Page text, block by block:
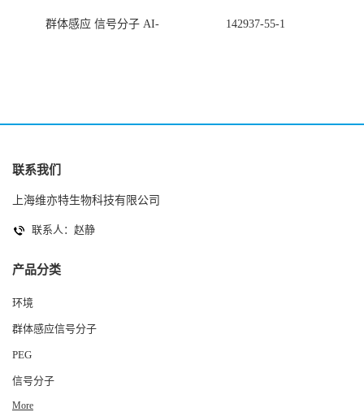
群体感应 信号分子 AI-
142937-55-1
联系我们
上海维亦特生物科技有限公司
联系人：赵静
产品分类
环境
群体感应信号分子
PEG
信号分子
More